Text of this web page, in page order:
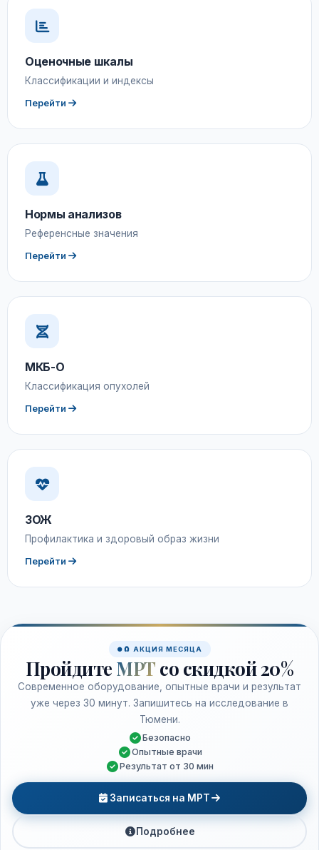
Оценочные шкалы
Классификации и индексы
Перейти
Нормы анализов
Референсные значения
Перейти
МКБ-О
Классификация опухолей
Перейти
ЗОЖ
Профилактика и здоровый образ жизни
Перейти
🧲 АКЦИЯ МЕСЯЦА
Пройдите МРТ со скидкой 20%
Современное оборудование, опытные врачи и результат
уже через 30 минут. Запишитесь на исследование в
Тюмени.
Безопасно
Опытные врачи
Результат от 30 мин
Записаться на МРТ
Подробнее